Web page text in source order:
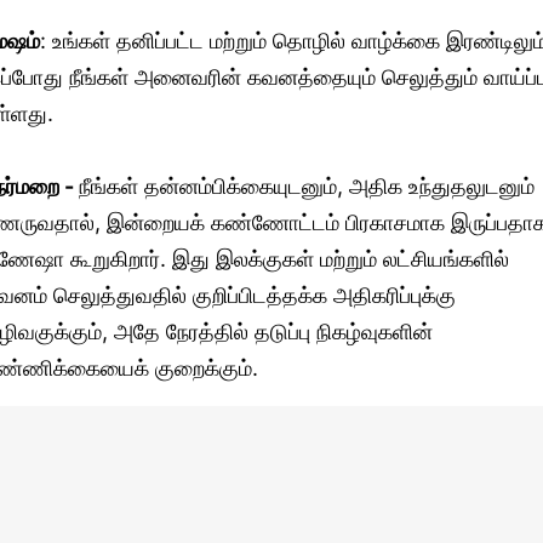
: உங்கள் தனிப்பட்ட மற்றும் தொழில் வாழ்க்கை
நீங்கள் அனைவரின் கவனத்தையும் செலுத்தும்
-நீங்கள் தன்னம்பிக்கையுடனும், அதிக உந்துதலுடனும்
இன்றையக் கண்ணோட்டம் பிரகாசமாக
கூறுகிறார். இது இலக்குகள் மற்றும் லட்சியங்களில்
செலுத்துவதில் குறிப்பிடத்தக்க அதிகரிப்புக்கு
அதே நேரத்தில் தடுப்பு நிகழ்வுகளின்
குறைக்கும்.